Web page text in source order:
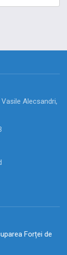
Alecsandri,
Forței de